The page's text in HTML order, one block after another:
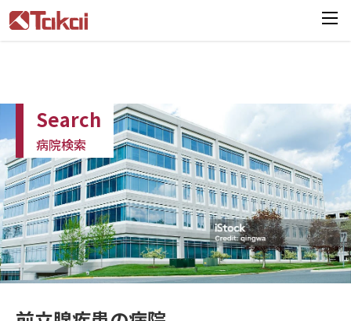
Search
病院検索
Top＞病院検索＞前立腺疾患の病院一覧